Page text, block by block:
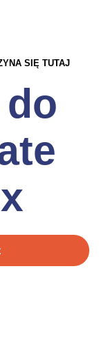
SIĘ TUTAJ